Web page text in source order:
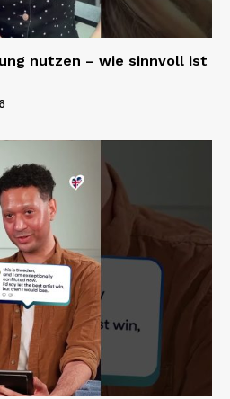
nutzen – wie sinnvoll ist